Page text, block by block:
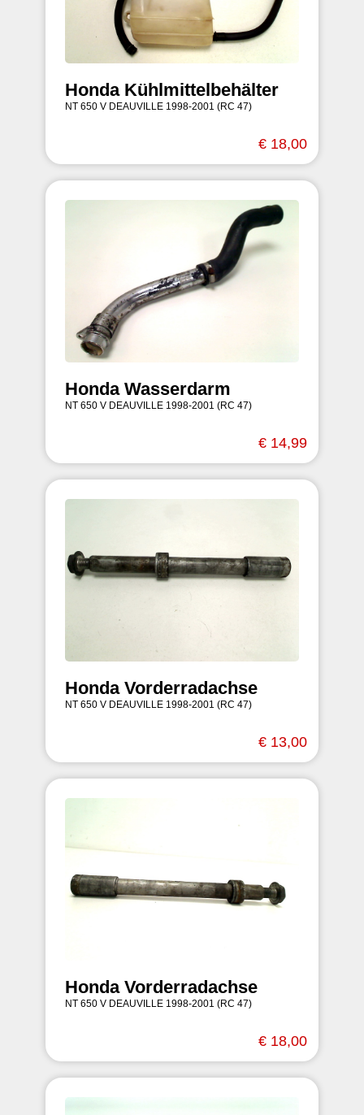
Honda Kühlmittelbehälter
NT 650 V DEAUVILLE 1998-2001 (RC 47)
€ 18,00
Honda Wasserdarm
NT 650 V DEAUVILLE 1998-2001 (RC 47)
€ 14,99
Honda Vorderradachse
NT 650 V DEAUVILLE 1998-2001 (RC 47)
€ 13,00
Honda Vorderradachse
NT 650 V DEAUVILLE 1998-2001 (RC 47)
€ 18,00